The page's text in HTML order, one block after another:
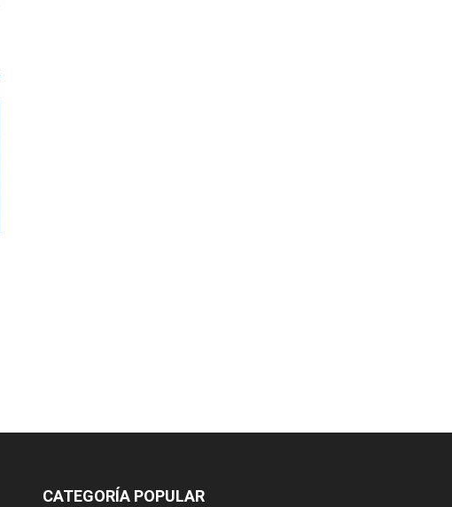
CATEGORÍA POPULAR